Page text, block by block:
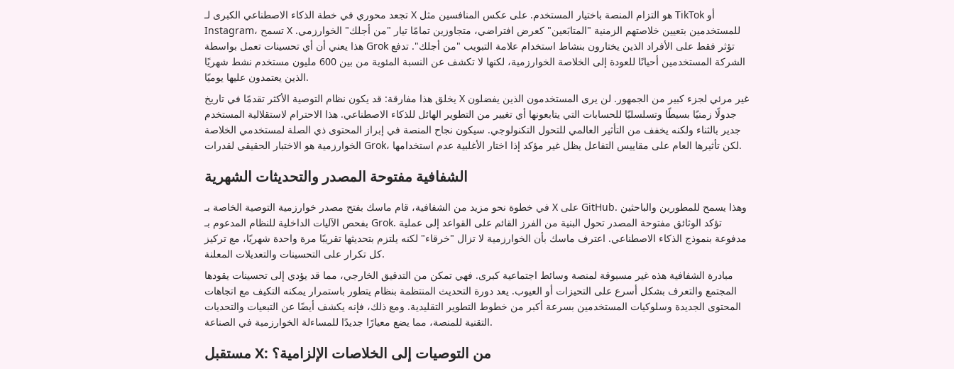
تجعد محوري في خطة الذكاء الاصطناعي الكبرى لـ X هو التزام المنصة باختيار المستخدم. على عكس المنافسين مثل TikTok أو
Instagram، تسمح X للمستخدمين بتعيين خلاصتهم الزمنية "المتابَعين" كعرض افتراضي، متجاوزين تمامًا تيار "من أجلك" الخوارزمي.
هذا يعني أن أي تحسينات تعمل بواسطة Grok تؤثر فقط على الأفراد الذين يختارون بنشاط استخدام علامة التبويب "من أجلك". تدفع
الشركة المستخدمين أحيانًا للعودة إلى الخلاصة الخوارزمية، لكنها لا تكشف عن النسبة المئوية من بين 600 مليون مستخدم نشط شهريًا
الذين يعتمدون عليها يوميًا.
يخلق هذا مفارقة: قد يكون نظام التوصية الأكثر تقدمًا في تاريخ X غير مرئي لجزء كبير من الجمهور. لن يرى المستخدمون الذين يفضلون
جدولًا زمنيًا بسيطًا وتسلسليًا للحسابات التي يتابعونها أي تغيير من التطوير الهائل للذكاء الاصطناعي. هذا الاحترام لاستقلالية المستخدم
جدير بالثناء ولكنه يخفف من التأثير العالمي للتحول التكنولوجي. سيكون نجاح المنصة في إبراز المحتوى ذي الصلة لمستخدمي الخلاصة
الخوارزمية هو الاختبار الحقيقي لقدرات Grok، لكن تأثيرها العام على مقاييس التفاعل يظل غير مؤكد إذا اختار الأغلبية عدم استخدامها.
الشفافية مفتوحة المصدر والتحديثات الشهرية
في خطوة نحو مزيد من الشفافية، قام ماسك بفتح مصدر خوارزمية التوصية الخاصة بـ X على GitHub. وهذا يسمح للمطورين والباحثين
بفحص الآليات الداخلية للنظام المدعوم بـ Grok. تؤكد الوثائق مفتوحة المصدر تحول البنية من الفرز القائم على القواعد إلى عملية
مدفوعة بنموذج الذكاء الاصطناعي. اعترف ماسك بأن الخوارزمية لا تزال "خرقاء" لكنه يلتزم بتحديثها تقريبًا مرة واحدة شهريًا، مع تركيز
كل تكرار على التحسينات والتعديلات المعلنة.
مبادرة الشفافية هذه غير مسبوقة لمنصة وسائط اجتماعية كبرى. فهي تمكن من التدقيق الخارجي، مما قد يؤدي إلى تحسينات يقودها
المجتمع والتعرف بشكل أسرع على التحيزات أو العيوب. يعد دورة التحديث المنتظمة بنظام يتطور باستمرار يمكنه التكيف مع اتجاهات
المحتوى الجديدة وسلوكيات المستخدمين بسرعة أكبر من خطوط التطوير التقليدية. ومع ذلك، فإنه يكشف أيضًا عن التبعيات والتحديات
التقنية للمنصة، مما يضع معيارًا جديدًا للمساءلة الخوارزمية في الصناعة.
مستقبل X: من التوصيات إلى الخلاصات الإلزامية؟